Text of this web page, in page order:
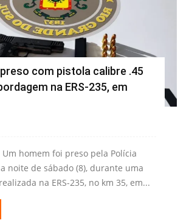
com pistola calibre .45
na ERS-235, em
Um homem foi preso pela Polícia
noite de sábado (8), durante uma
na ERS-235, no km 35, em...